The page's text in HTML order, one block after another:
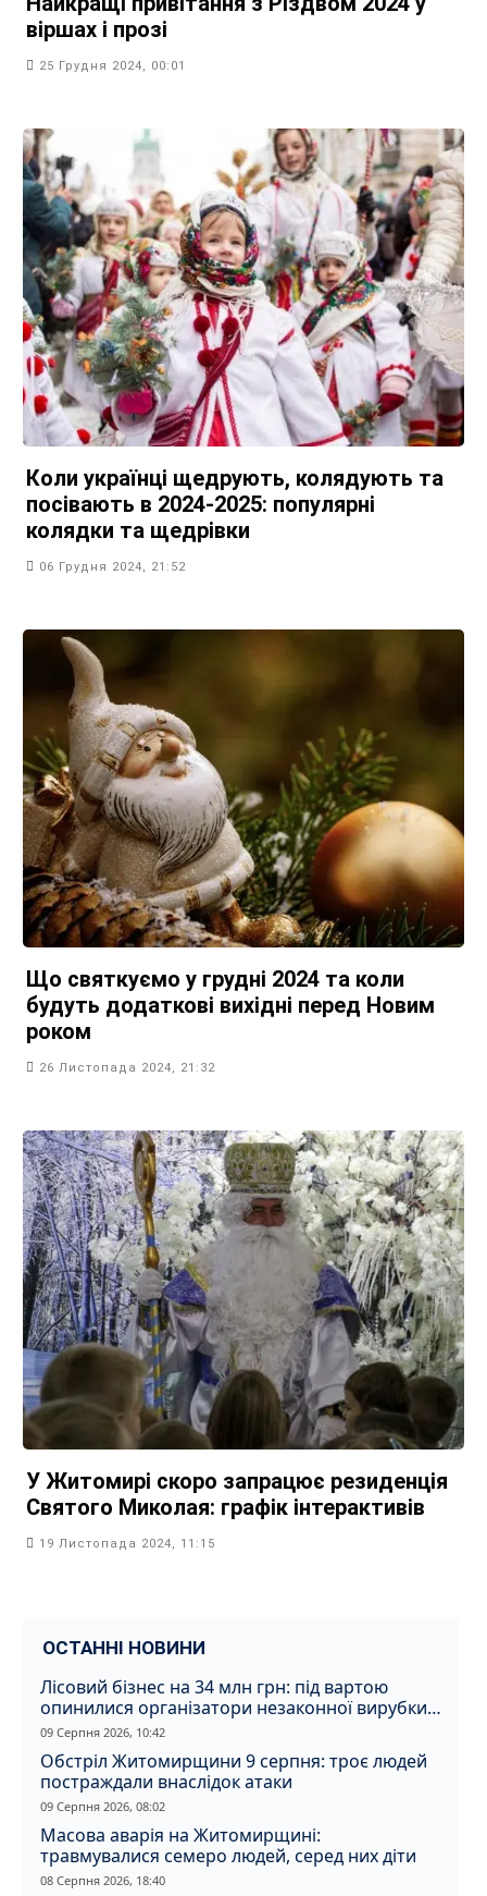
віршах і прозі
25 Грудня 2024, 00:01
Коли українці щедрують, колядують та
посівають в 2024-2025: популярні
колядки та щедрівки
06 Грудня 2024, 21:52
Що святкуємо у грудні 2024 та коли
будуть додаткові вихідні перед Новим
роком
26 Листопада 2024, 21:32
У Житомирі скоро запрацює резиденція
Святого Миколая: графік інтерактивів
19 Листопада 2024, 11:15
ОСТАННІ НОВИНИ
Лісовий бізнес на 34 млн грн: під вартою
опинилися організатори незаконної вирубки
на Житомирщині
09 Серпня 2026, 10:42
Обстріл Житомирщини 9 серпня: троє людей
постраждали внаслідок атаки
09 Серпня 2026, 08:02
Масова аварія на Житомирщині:
травмувалися семеро людей, серед них діти
08 Серпня 2026, 18:40